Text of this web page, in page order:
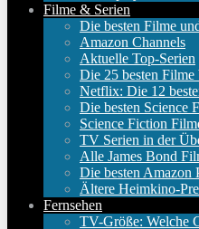
Filme & Serien
Die besten Filme
Amazon Channels
Aktuelle Top-Serien
Die 25 besten Filme
Netflix: Die 12
Die besten Science
Science Fiction
TV Serien in der
Alle James Bond
Die besten Amazon
Ältere Heimkino-
Fernsehen
TV-Größe: Welche